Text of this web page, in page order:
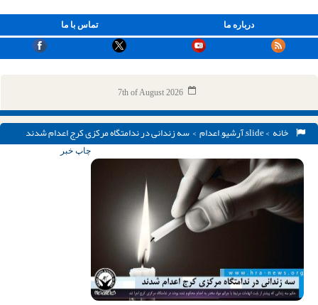
تماس با ما درباره ما
7th of August 2026
خانه >
slide
,آرشیو,اعدام> سه زندانی در ندامتگاه مرکزی کرج اعدام شدند
چاپ خبر